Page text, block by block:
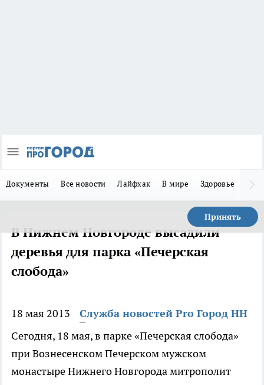
Документы Все новости Лайфхак В мире Здоровье
Принять
В Нижнем Новгороде высадили
деревья для парка «Печерская
слобода»
18 мая 2013
Служба новостей Pro Город НН
Сегодня, 18 мая, в парке «Печерская слобода»
при Вознесенском Печерском мужском
монастыре Нижнего Новгорода митрополит